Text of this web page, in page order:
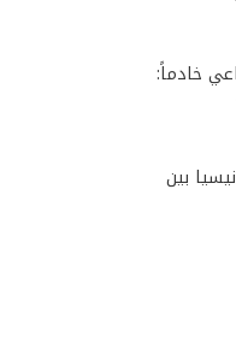
خادماً:
بين